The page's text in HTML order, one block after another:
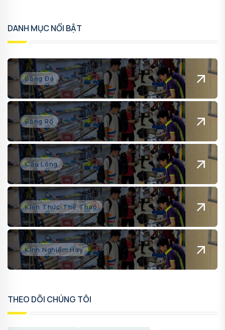
DANH MỤC NỔI BẬT
Bóng Đá
Bóng Rổ
Cầu Lông
Kiến Thức Thể Thao
Kinh Nghiệm Hay
THEO DÕI CHÚNG TÔI